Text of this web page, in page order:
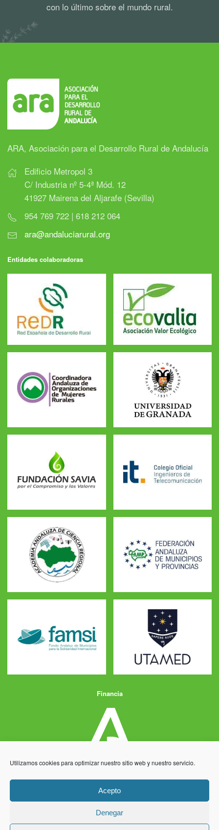
Utilizamos cookies para optimizar nuestro sitio web y nuestro servicio.
Acepto
Denegar
con lo último sobre el mundo rural.
ARA, Asociación para el Desarrollo Rural de Andalucía
Edificio Metropol 3
C/ Industria nº 5-4ª Mód. 12
41927 Mairena del Aljarafe (Sevilla)
954 769 722 | 618 212 064
ara@andaluciarural.org
Entidades colaboradoras
Financia